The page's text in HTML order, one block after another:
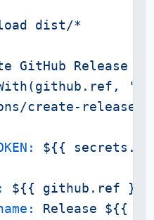
GitHub
Release
create-
${{
${{ github.ref
}}
Release ${{